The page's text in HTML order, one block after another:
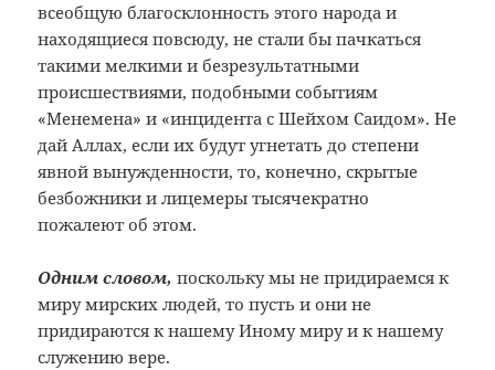
всеобщую благосклонность этого народа и
находящиеся повсюду, не стали бы пачкаться
такими мелкими и безрезультатными
происшествиями, подобными событиям
«Менемена» и «инцидента с Шейхом Саидом». Не
дай Аллах, если их будут угнетать до степени
явной вынужденности, то, конечно, скрытые
безбожники и лицемеры тысячекратно
пожалеют об этом.
Одним словом, поскольку мы не придираемся к
миру мирских людей, то пусть и они не
придираются к нашему Иному миру и к нашему
служению вере.